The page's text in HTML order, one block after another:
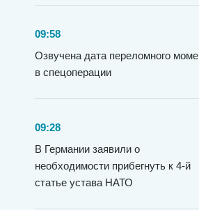
09:58
Озвучена дата переломного
в спецоперации
09:28
В Германии заявили о
необходимости прибегнуть к 4-й
статье устава НАТО